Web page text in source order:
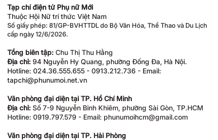
Tạp chí điện tử Phụ nữ Mới
Thuộc Hội Nữ trí thức Việt Nam
Số giấy phép: 81/GP-BVHTTDL do Bộ Văn Hóa, Thể Thao và Du Lịch
cấp ngày 12/6/2026.
Tổng biên tập: Chu Thị Thu Hằng
Địa chỉ: 94 Nguyễn Hy Quang, phường Đống Đa, Hà Nội.
Hotline: 024.36.555.655 - 0913.212.736 - Email:
tapchi@phunumoi.net.vn
Văn phòng đại diện tại TP. Hồ Chí Minh
Địa chỉ: Số 7-9 Nguyễn Bỉnh Khiêm, phường Sài Gòn, TP.HCM
Hotline: 0919.797.579 - Email: phunumoihcm@gmail.com
Văn phòng đại diện tại TP. Hải Phòng